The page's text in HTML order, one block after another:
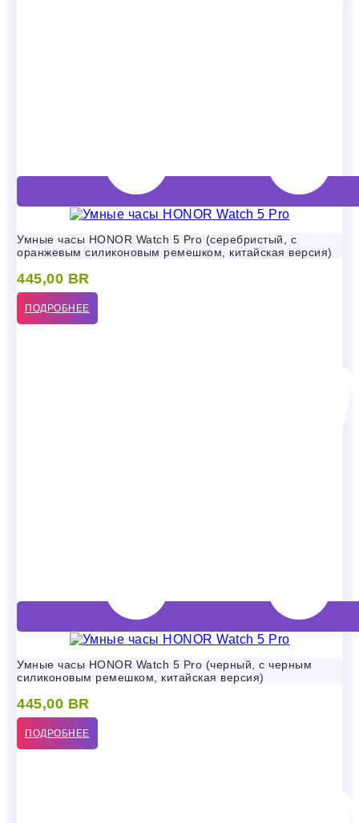
Умные часы HONOR Watch 5 Pro (серебристый, с
оранжевым силиконовым ремешком, китайская версия)
445,00 BR
ПОДРОБНЕЕ
Умные часы HONOR Watch 5 Pro (черный, с черным
силиконовым ремешком, китайская версия)
445,00 BR
ПОДРОБНЕЕ